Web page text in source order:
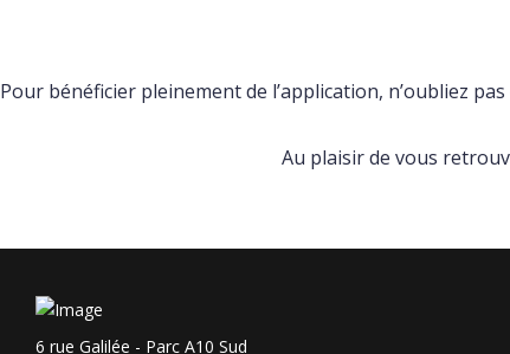
Pour bénéficier pleinement de l’application, n’oubliez
Au plaisir de vous
6 rue Galilée - Parc A10 Sud